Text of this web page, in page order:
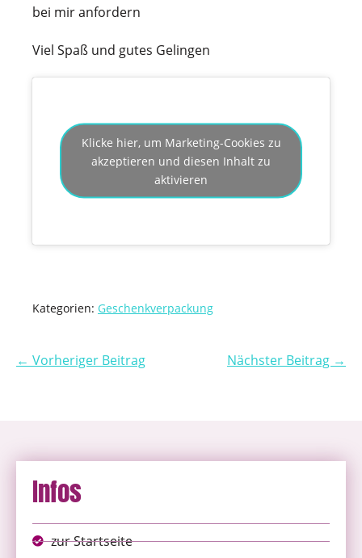
bei mir anfordern
Viel Spaß und gutes Gelingen
Klicke hier, um Marketing-Cookies zu
akzeptieren und diesen Inhalt zu
aktivieren
Kategorien: Geschenkverpackung
← Vorheriger Beitrag Nächster Beitrag →
Infos
zur Startseite